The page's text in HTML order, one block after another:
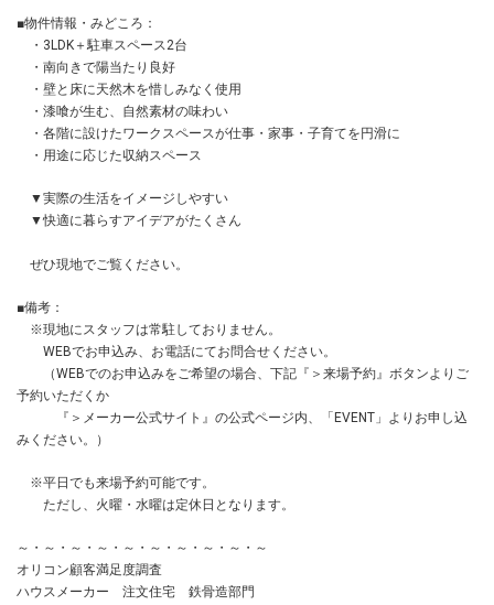
■物件情報・みどころ：
・3LDK＋駐車スペース2台
・南向きで陽当たり良好
・壁と床に天然木を惜しみなく使用
・漆喰が生む、自然素材の味わい
・各階に設けたワークスペースが仕事・家事・子育てを円滑に
・用途に応じた収納スペース
▼実際の生活をイメージしやすい
▼快適に暮らすアイデアがたくさん
ぜひ現地でご覧ください。
■備考：
※現地にスタッフは常駐しておりません。
WEBでお申込み、お電話にてお問合せください。
（WEBでのお申込みをご希望の場合、下記『＞来場予約』ボタンよりご
予約いただくか
『＞メーカー公式サイト』の公式ページ内、「EVENT」よりお申し込
みください。）
※平日でも来場予約可能です。
ただし、火曜・水曜は定休日となります。
～・～・～・～・～・～・～・～・～・～
オリコン顧客満足度調査
ハウスメーカー 注文住宅 鉄骨造部門